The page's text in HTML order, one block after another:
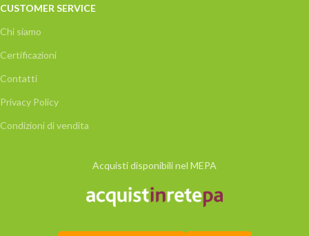
CUSTOMER SERVICE
Chi siamo
Certificazioni
Contatti
Privacy Policy
Condizioni di vendita
Acquisti disponibili nel MEPA